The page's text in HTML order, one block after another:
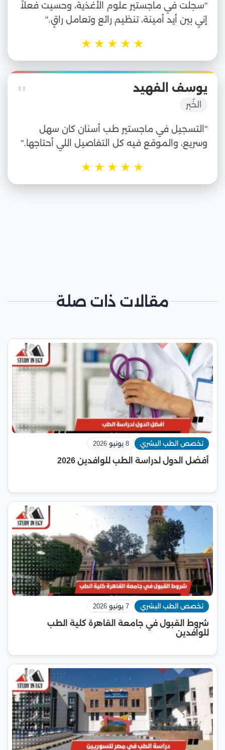
"سجلت في ماجستير علوم الأغذية، وحسيت فعلاً
إني بين أيد أمينة، تنظيم رائع وتعامل راقٍ."
★
★
★
★
★
" يوسف الفهيد
الخُبر
"التسجيل في ماجستير طب أسنان كان سهل
وسريع، والموقع فيه كل التفاصيل اللي أحتاجها."
★
★
★
★
★
مقالات ذات صلة
تخصص الطب البشري 8 يونيو 2026
أفضل الدول لدراسة الطب للوافدين 2026
تخصص الطب البشري 7 يونيو 2026
شروط القبول في جامعة القاهرة كلية الطب
للوافدين